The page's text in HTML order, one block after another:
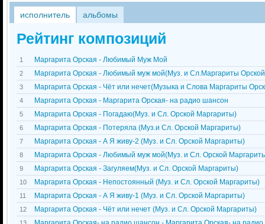
исполнитель альбомы
Рейтинг композиций
1 Маргарита Орская - Любимый Муж Мой
2 Маргарита Орская - Любимый муж мой(Муз. и Сл.Маргариты
3 Маргарита Орская - Чёт или нечет(Музыка и Слова Маргариты
4 Маргарита Орская - Маргарита Орская- на радио шансон
5 Маргарита Орская - Погадаю(Муз. и Сл. Орской Маргариты)
6 Маргарита Орская - Потеряла (Муз.и Сл. Орской Маргариты)
7 Маргарита Орская - А Я живу-2 (Муз. и Сл. Орской Маргариты)
8 Маргарита Орская - Любимый муж мой(Муз. и Сл. Орской
9 Маргарита Орская - Загуляем(Муз. и Сл. Орской Маргариты)
10 Маргарита Орская - Непостоянный (Муз. и Сл. Орской Маргариты)
11 Маргарита Орская - А Я живу-1 (Муз. и Сл. Орской Маргариты)
12 Маргарита Орская - Чёт или нечет (Муз. и Сл. Орской Маргариты)